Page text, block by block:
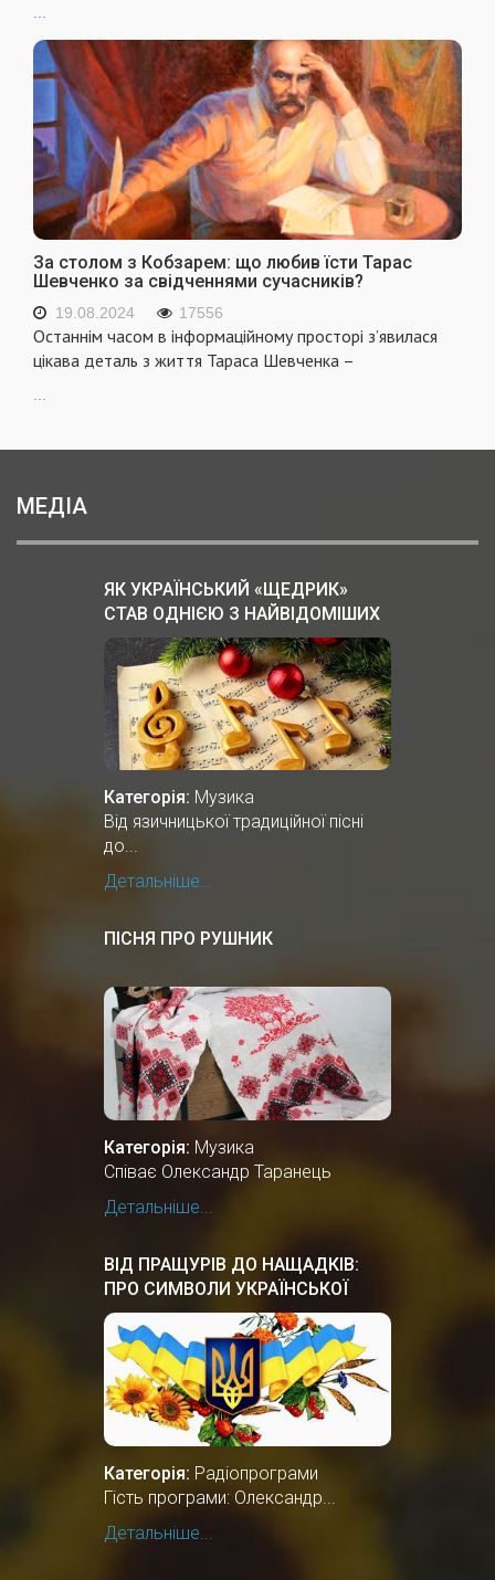
...
За столом з Кобзарем: що любив їсти Тарас
Шевченко за свідченнями сучасників?
19.08.2024 17556
Останнім часом в інформаційному просторі з’явилася
цікава деталь з життя Тараса Шевченка –
МЕДІА
ЯК УКРАЇНСЬКИЙ «ЩЕДРИК»
СТАВ ОДНІЄЮ З НАЙВІДОМІШИХ
РІЗДВЯНИХ ПІСЕНЬ У СВІТІ
Категорія: Музика
Від язичницької традиційної пісні
до...
Детальніше...
ПІСНЯ ПРО РУШНИК
Категорія: Музика
Співає Олександр Таранець
Детальніше...
ВІД ПРАЩУРІВ ДО НАЩАДКІВ:
ПРО СИМВОЛИ УКРАЇНСЬКОЇ
ДЕРЖАВНОСТІ
Категорія: Радіопрограми
Гість програми: Олександр...
Детальніше...